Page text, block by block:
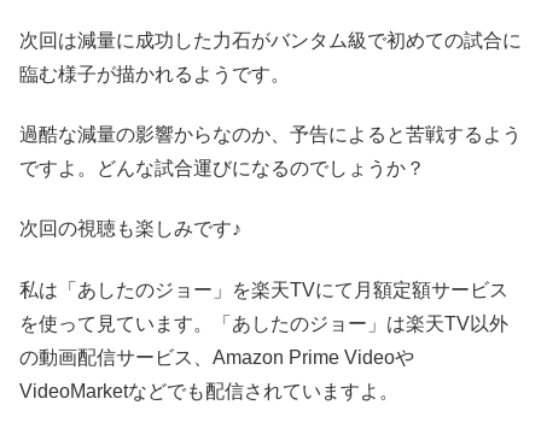
次回は減量に成功した力石がバンタム級で初めての試合に
臨む様子が描かれるようです。
過酷な減量の影響からなのか、予告によると苦戦するよう
ですよ。どんな試合運びになるのでしょうか？
次回の視聴も楽しみです♪
私は「あしたのジョー」を楽天TVにて月額定額サービス
を使って見ています。「あしたのジョー」は楽天TV以外
の動画配信サービス、Amazon Prime Videoや
VideoMarketなどでも配信されていますよ。